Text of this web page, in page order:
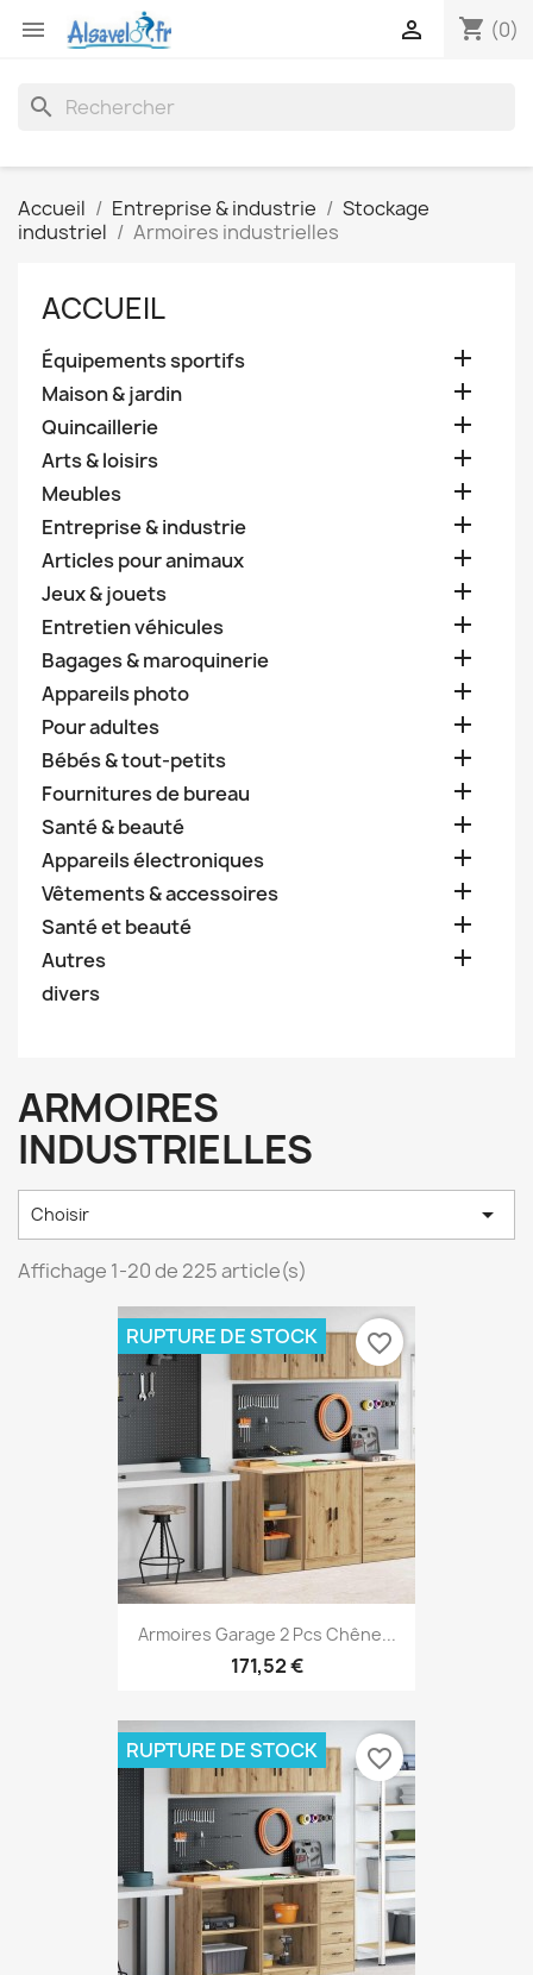
 shopping_cart (0)

search
Accueil Entreprise & industrie
Stockage
industriel
Armoires industrielles
ACCUEIL
Équipements sportifs 
Maison & jardin 
Quincaillerie 
Arts & loisirs 
Meubles 
Entreprise & industrie 
Articles pour animaux 
Jeux & jouets 
Entretien véhicules 
Bagages & maroquinerie 
Appareils photo 
Pour adultes 
Bébés & tout-petits 
Fournitures de bureau 
Santé & beauté 
Appareils électroniques 
Vêtements & accessoires 
Santé et beauté 
Autres 
divers
ARMOIRES
INDUSTRIELLES
Choisir 
Affichage 1-20 de 225 article(s)
Armoires Garage 2 Pcs Chêne...
171,52 €
RUPTURE DE STOCK favorite_border
RUPTURE DE STOCK favorite_border